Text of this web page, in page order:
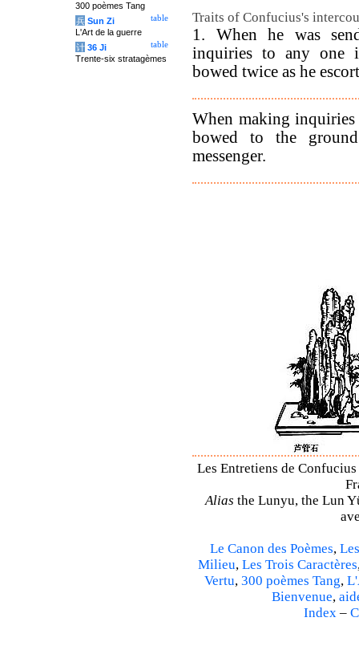
Traits of Confucius's
1. When he was
inquiries to any one
bowed twice as he
When making inquiries
bowed to the
messenger.
Les Entretiens de
Alias the Lunyu, the Lun
Le Canon des Poèmes,
Milieu, Les Trois Caractères
Vertu, 300 poèmes Tang,
Bienvenue,
Index –
300 poèmes Tang
table
兵 Sun Zi
L'Art de la guerre
table
计 36 Ji
Trente-six stratagèmes